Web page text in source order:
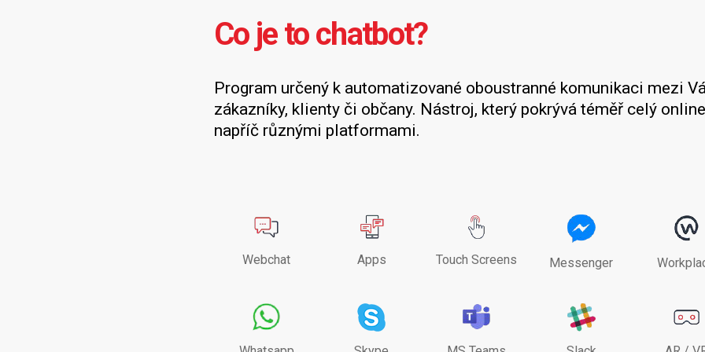
Co je to chatbot?
Program určený k automatizované oboustranné komunikaci mezi
zákazníky, klienty či občany. Nástroj, který pokrývá téměř celý
napříč různými platformami.
Webchat Apps Touch Screens Messenger